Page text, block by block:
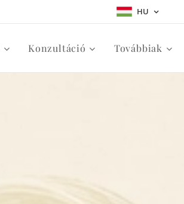
HU
Konzultáció Továbbiak